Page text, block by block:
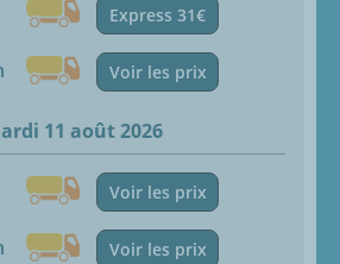
Express 31€
Voir les prix
11 août 2026
Voir les prix
Voir les prix